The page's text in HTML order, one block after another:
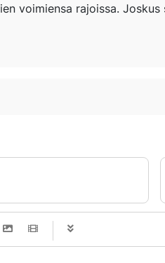
voimiensa rajoissa.
-